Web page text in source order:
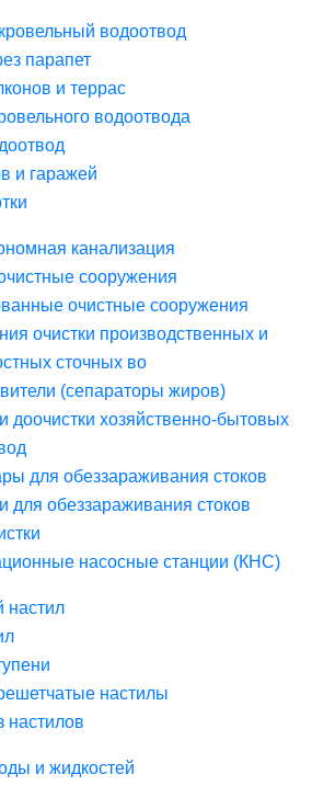
водоотвод
парапет
и террас
водоотвода
и гаражей
канализация
сооружения
очистные сооружения
очистки производственных и
сточных во
(сепараторы жиров)
доочистки хозяйственно-бытовых
для обеззараживания стоков
для обеззараживания стоков
насосные станции (КНС)
настил
настилы
настилов
и жидкостей